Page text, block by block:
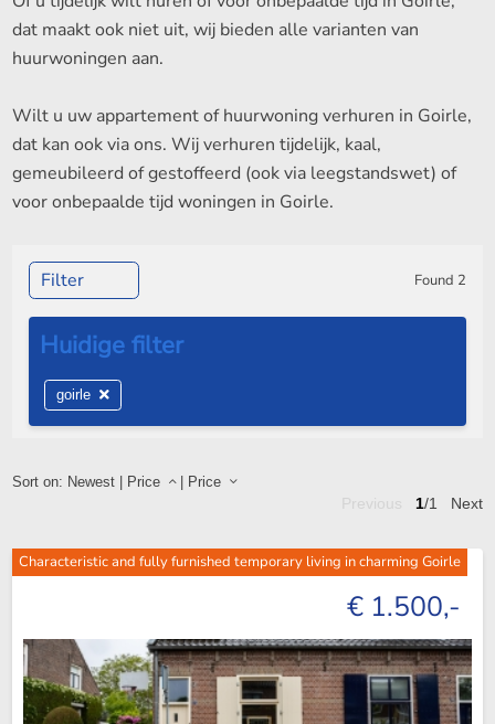
dat maakt ook niet uit, wij bieden alle varianten van
huurwoningen aan.
Wilt u uw appartement of huurwoning verhuren in Goirle,
dat kan ook via ons. Wij verhuren tijdelijk, kaal,
gemeubileerd of gestoffeerd (ook via leegstandswet) of
voor onbepaalde tijd woningen in Goirle.
Sort on: Newest| Price | Price
1/1 Next
Characteristic and fully furnished temporary living in charming Goirle
€ 1.500,-
Filter Found 2
goirle